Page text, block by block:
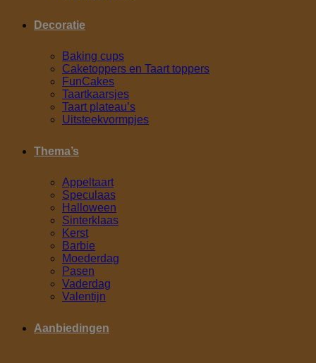
Decoratie
Baking cups
Caketoppers en Taart toppers
FunCakes
Taartkaarsjes
Taart plateau’s
Uitsteekvormpjes
Thema’s
Appeltaart
Speculaas
Halloween
Sinterklaas
Kerst
Barbie
Moederdag
Pasen
Vaderdag
Valentijn
Aanbiedingen